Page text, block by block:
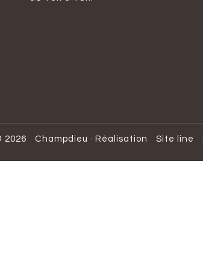
2026 Champdieu · Réalisation Site line